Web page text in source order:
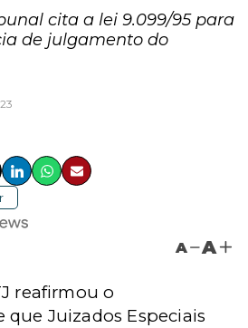
cita a lei 9.099/95 para
de julgamento do
A A
reafirmou o
Juizados Especiais